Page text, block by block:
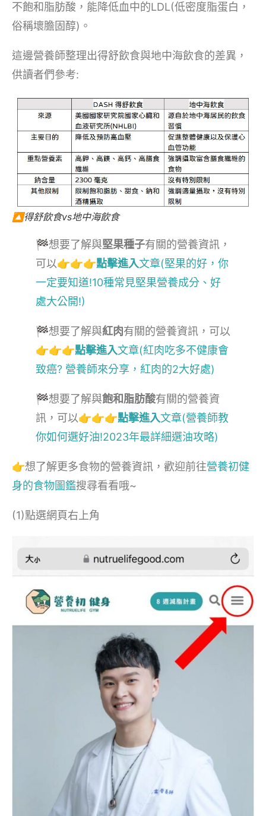
不飽和脂肪酸，能降低血中的LDL(低密度脂蛋白，
俗稱壞膽固醇)。
這邊營養師整理出得舒飲食與地中海飲食的差異，
供讀者們參考:
🔼得舒飲食vs地中海飲食
🏁想要了解與堅果種子有關的營養資訊，
可以👉👉👉點擊進入文章(堅果的好，你
一定要知道!10種常見堅果營養成分、好
處大公開!)
🏁想要了解與紅肉有關的營養資訊，可以
👉👉👉點擊進入文章(紅肉吃多不健康會
致癌? 營養師來分享，紅肉的2大好處)
🏁想要了解與飽和脂肪酸有關的營養資
訊，可以👉👉👉點擊進入文章(營養師教
你如何選好油!2023年最詳細選油攻略)
👉想了解更多食物的營養資訊，歡迎前往營養初健
身的食物圖鑑搜尋看看哦~
(1)點選網頁右上角